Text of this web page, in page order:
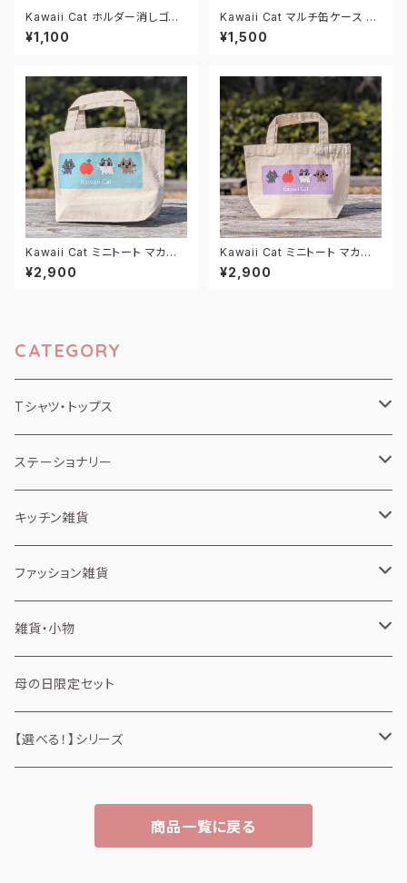
Kawaii Cat ホルダー消しゴム
ピンク
¥1,100
Kawaii Cat マルチ缶ケース M
マカロンソーダ
¥1,500
Kawaii Cat ミニトート マカロ
ンミント
¥2,900
Kawaii Cat ミニトート マカロ
ンラベンダー
¥2,900
CATEGORY
Tシャツ・トップス
半袖Tシャツ
長袖・ロンT
ステーショナリー
ノート
消しゴム
キッチン雑貨
カップスリーブ
弁当箱
タンブラー
ファッション雑貨
タオル
ミニタオル
風呂敷
トートバッグ
雑貨・小物
缶・ケース
アルミスクリュー缶
ミラー
母の日限定セット
【選べる！】シリーズ
商品一覧に戻る